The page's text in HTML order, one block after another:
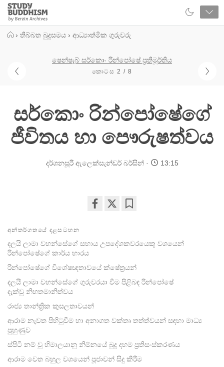
Close
Study
Buddhism
› තිබ්බත බුදුසමය › ආධ්‍යාත්මික ගුරුවරු
ෂෙන්ෂැබ් සර්කොං රින්පෝෂේ ප්‍රතිමූර්තිය
කොටස 2 / 8
සර්කොං රින්පෝෂේගේ
ජීවිතය හා පෞරුෂත්වය
දර්ශනසූරී ඇලෙක්සැන්ඩර් බර්සින් 13:15
facebook
අන්තර්ගතයේ දළසටහන
දලයි ලාමා වහන්සේගේ සහාය උපදේශකවරයෙකු වශයෙන්
රින්පෝෂේගේ කාර්ය භාරය
රින්පෝෂේගේ විශේෂඥතාවයේ ක්ෂේත්‍රයන්
දලයි ලාමා වහන්සේගේ ගුරුවරයා වීම පිළිබඳ රින්පෝෂේ
දැක්වූ නිහතමානිත්වය
රාජ්‍ය තාන්ත්‍රික කුසලතාවයන්
ආරාම නැවත පිහිටුවීම හා අනාගත වක්තෘ තත්ත්වයන් සඳහා මාධ්‍ය
පුහුණුව
ස්පිටි නම් වූ හිමාලයානු නිම්නයේ බුදු දහම ප්‍රතිසංස්කරණය
ආරාම වෙත බහුල වශයෙන් පූජාවන් සිදු කිරීම